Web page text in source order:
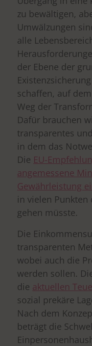
zu bewältigen,
Umwälzungen
alle
der Ebene der
schaffen, auf
Weg der
Dafür brauchen
transparentes
in dem das
Die EU-
angemessene
Gewährleistung
in vielen Punkten
gehen müsste.
Die
transparenten
wobei auch die
werden sollen.
die aktuellen
sozial prekäre
Nach dem
beträgt die